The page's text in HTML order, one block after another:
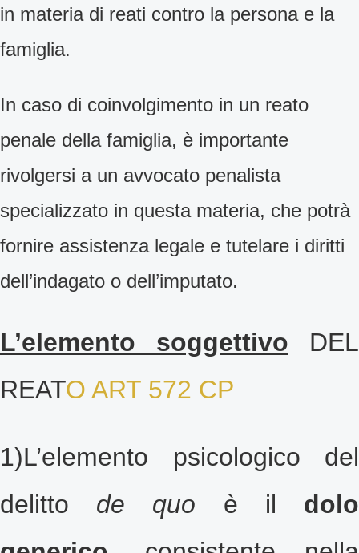
in materia di reati contro la persona e la
famiglia.
In caso di coinvolgimento in un reato
penale della famiglia, è importante
rivolgersi a un avvocato penalista
specializzato in questa materia, che potrà
fornire assistenza legale e tutelare i diritti
dell’indagato o dell’imputato.
L’elemento soggettivo DEL
REATO ART 572 CP
1)L’elemento psicologico del
delitto de quo è il dolo